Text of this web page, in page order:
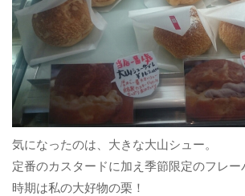
気になったのは、大きな大山シュー。
定番のカスタードに加え季節限定のフレ
時期は私の大好物の栗！